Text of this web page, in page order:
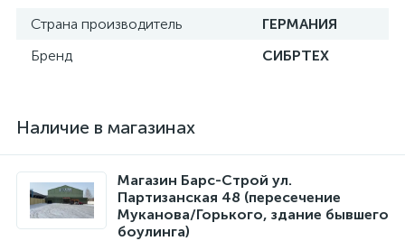
Страна производитель
ГЕРМАНИЯ
Бренд
СИБРТЕХ
Наличие в магазинах
Магазин Барс-Строй ул.
Партизанская 48 (пересечение
Муканова/Горького, здание бывшего
боулинга)